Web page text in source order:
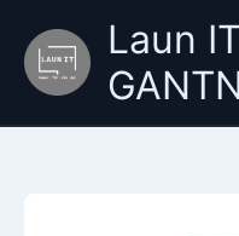
Inhalt
springen
Laun